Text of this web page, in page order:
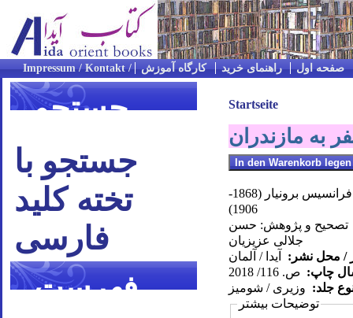
صفحه اول راهنمای خرید کارگاه آموزش
جستجو
جستجو با
تخته کلید
فارسی
فهرست
Startseite
به مازندران
ويكتور فرانسيس برونيار (1868-
1906)
تصحيح و پژوهش: حسن
جلالى عزيزيان
/ محل نشر:
آیدا / آلمان
چاپ: ص. 116/ 2018
جلد: وزیری / شومیز
توضیحات بیشتر